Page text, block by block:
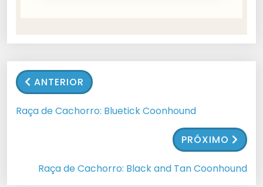
ANTERIOR
Raça de Cachorro: Bluetick Coonhound
PRÓXIMO
Raça de Cachorro: Black and Tan Coonhound